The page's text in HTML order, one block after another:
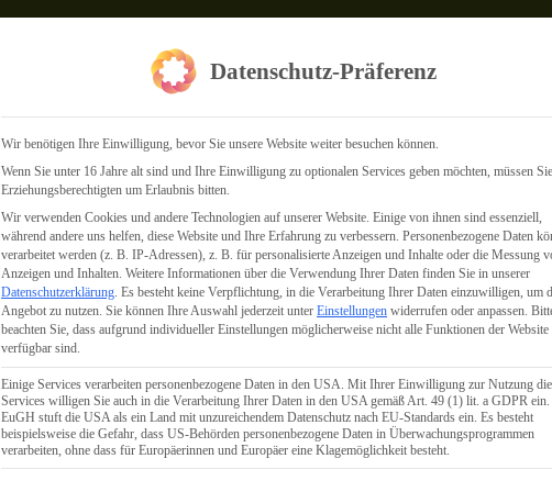
Lesting Media &
Consulting:
Unsere
Leistungen für
Datenschutz-Präferenz
Wir benötigen Ihre Einwilligung, bevor Sie unsere Website weiter besuchen können.
Wenn Sie unter 16 Jahre alt sind und Ihre Einwilligung zu optionalen Services geben möchten, müssen
Erziehungsberechtigten um Erlaubnis bitten.
Wir verwenden Cookies und andere Technologien auf unserer Website. Einige von ihnen sind essenziell,
während andere uns helfen, diese Website und Ihre Erfahrung zu verbessern. Personenbezogene Daten
verarbeitet werden (z. B. IP-Adressen), z. B. für personalisierte Anzeigen und Inhalte oder die Messung
Anzeigen und Inhalten. Weitere Informationen über die Verwendung Ihrer Daten finden Sie in unserer
Datenschutzerklärung. Es besteht keine Verpflichtung, in die Verarbeitung Ihrer Daten einzuwilligen, um
Angebot zu nutzen. Sie können Ihre Auswahl jederzeit unter Einstellungen widerrufen oder anpassen.
beachten Sie, dass aufgrund individueller Einstellungen möglicherweise nicht alle Funktionen der Website
verfügbar sind.
Einige Services verarbeiten personenbezogene Daten in den USA. Mit Ihrer Einwilligung zur Nutzung
Services willigen Sie auch in die Verarbeitung Ihrer Daten in den USA gemäß Art. 49 (1) lit. a GDPR
EuGH stuft die USA als ein Land mit unzureichendem Datenschutz nach EU-Standards ein. Es besteht
beispielsweise die Gefahr, dass US-Behörden personenbezogene Daten in Überwachungsprogrammen
verarbeiten, ohne dass für Europäerinnen und Europäer eine Klagemöglichkeit besteht.